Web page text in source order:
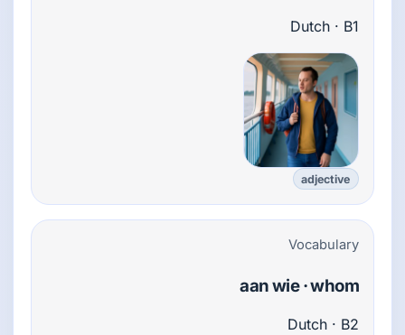
Dutch · B1
adjective
Vocabulary
aan wie · whom
Dutch · B2